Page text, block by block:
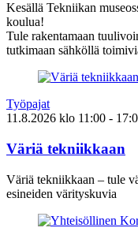
Kesällä Tekniikan
koulua!
Tule rakentamaan
tutkimaan sähköllä
Työpajat
11.8.2026 klo 11:00 -
Väriä tekniikkaan
Väriä tekniikkaan – tule
esineiden värityskuvia